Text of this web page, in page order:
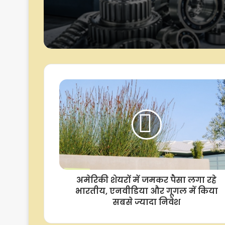
अमेरिका के नए टैरिफ
भारत के इंजीनियरिंग
को लेकर चिंता :
संगठन
मुफ्त: सरकार
अमेरिकी शेयरों में जमकर पैसा लगा रहे
भारतीय, एनवीडिया और गूगल में किया
सबसे ज्यादा निवेश